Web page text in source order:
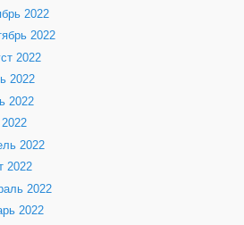
2022
2022
2022
2022
2022
2022
2022
2022
2022